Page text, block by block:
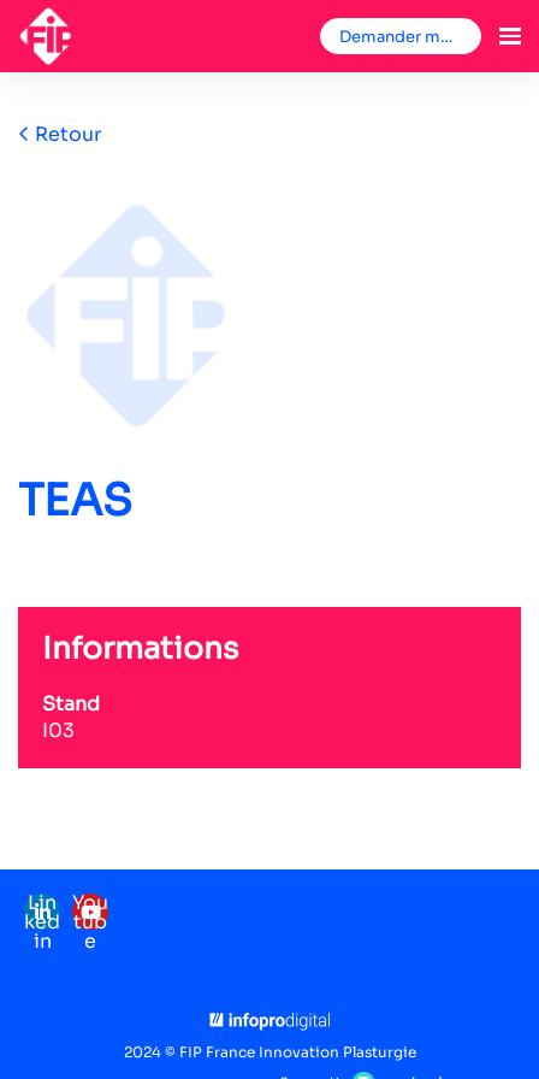
Demander mon badge
Retour
TEAS
Informations
Stand
I03
Lin
ked
in
You
tub
e
2024 © FIP France Innovation Plasturgie